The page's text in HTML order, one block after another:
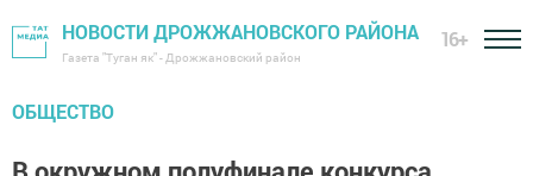
НОВОСТИ ДРОЖЖАНОВСКОГО РАЙОНА
Газета "Туган як" - Дрожжановский район
16+
ОБЩЕСТВО